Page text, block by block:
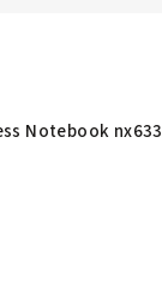
Notebook